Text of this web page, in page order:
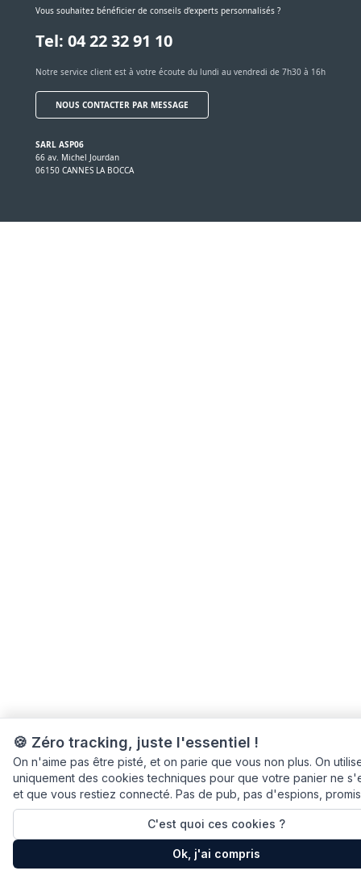
🍪 Zéro tracking, juste l'essentiel !
On n'aime pas être pisté, et on parie que vous non plus. On
uniquement des cookies techniques pour que votre panier ne
et que vous restiez connecté. Pas de pub, pas d'espions,
C'est quoi ces cookies ?
Ok, j'ai compris
Vous souhaitez bénéficier de conseils d’experts personnalisés ?
Tel: 04 22 32 91 10
Notre service client est à votre écoute du lundi au vendredi de 7h30 à 16h
NOUS CONTACTER PAR MESSAGE
SARL ASP06
66 av. Michel Jourdan
06150 CANNES LA BOCCA